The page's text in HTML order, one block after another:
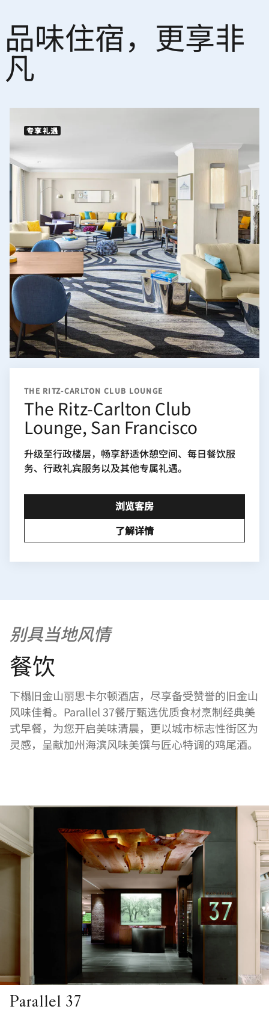
品味住宿，更享非
凡
专享礼遇
THE RITZ-CARLTON CLUB LOUNGE
The Ritz-Carlton Club
Lounge, San Francisco
升级至行政楼层，畅享舒适休憩空间、每日餐饮服
务、行政礼宾服务以及其他专属礼遇。
浏览客房
了解详情
别具当地风情
餐饮
下榻旧金山丽思卡尔顿酒店，尽享备受赞誉的旧金山
风味佳肴。Parallel 37餐厅甄选优质食材烹制经典美
式早餐，为您开启美味清晨，更以城市标志性街区为
灵感，呈献加州海滨风味美馔与匠心特调的鸡尾酒。
Parallel 37